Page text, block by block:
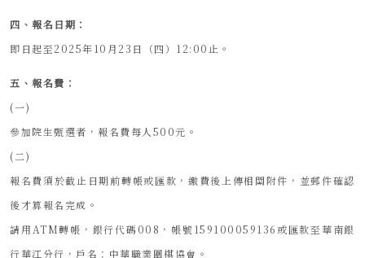
四、報名日期：
即日起至2025年10月23日（四）12:00止。
五、報名費：
(一)
參加院生甄選者，報名費每人500元。
(二)
報名費須於截止日期前轉帳或匯款，繳費後上傳相關附件，並郵件確認
後才算報名完成。
請用ATM轉帳，銀行代碼008，帳號159100059136或匯款至華南銀
行華江分行，戶名：中華職業圍棋協會。